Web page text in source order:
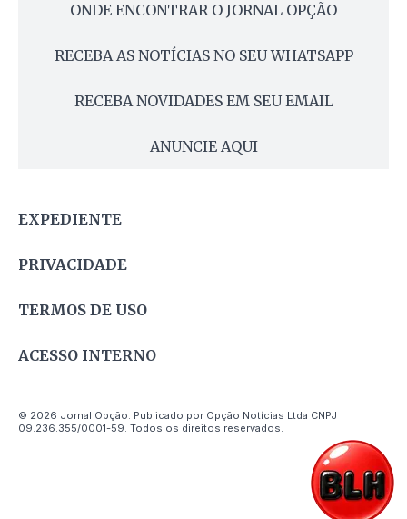
ONDE ENCONTRAR O JORNAL OPÇÃO
RECEBA AS NOTÍCIAS NO SEU WHATSAPP
RECEBA NOVIDADES EM SEU EMAIL
ANUNCIE AQUI
EXPEDIENTE
PRIVACIDADE
TERMOS DE USO
ACESSO INTERNO
© 2026 Jornal Opção. Publicado por Opção Notícias Ltda CNPJ
09.236.355/0001-59. Todos os direitos reservados.